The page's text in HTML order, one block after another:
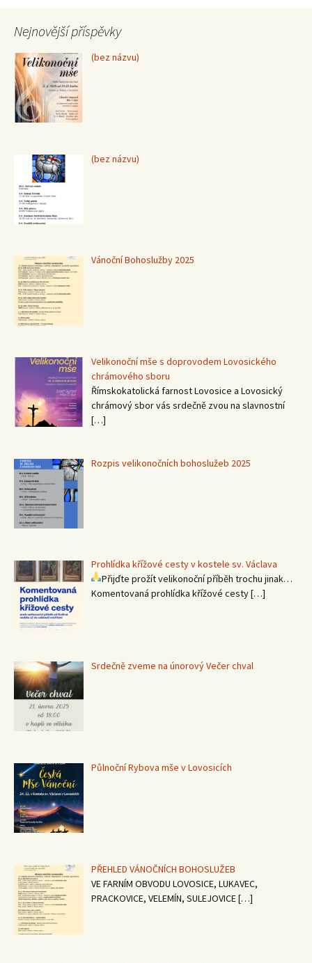
Nejnovější příspěvky
(bez názvu)Příspěvek
(bez názvu)Příspěvek
Vánoční Bohoslužby 2025
Velikonoční mše s doprovodem Lovosického
chrámového sboru
Římskokatolická farnost Lovosice a Lovosický
chrámový sbor vás srdečně zvou na slavnostní
[…]
Rozpis velikonočních bohoslužeb 2025
Prohlídka křížové cesty v kostele sv. Václava
Přijďte prožít velikonoční příběh trochu jinak…
Komentovaná prohlídka křížové cesty[…]
Srdečně zveme na únorový Večer chval
Půlnoční Rybova mše v Lovosicích
PŘEHLED VÁNOČNÍCH BOHOSLUŽEB
VE FARNÍM OBVODU LOVOSICE, LUKAVEC,
PRACKOVICE, VELEMÍN, SULEJOVICE[…]